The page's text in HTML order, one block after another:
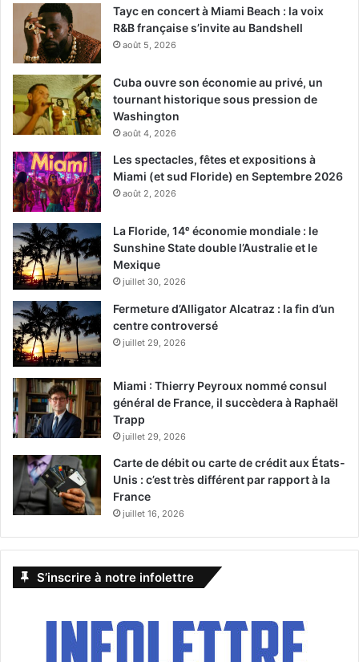
Un drame criminel suédois tendu qui dévoile les mystères
entourant un dôme réfléchissant et énigmatique.
Le 16 avril :
Project UFO (saison 1)
Un drame polonais explorant les conséquences
bouleversantes d’un atterrissage extraterrestre
extraordinaire en Warmie.
https://youtu.be/-2QvNWY7jTM?si=HtRzP2uzrb44T0Q3
Le 17 avril :
Ransom Canyon (saison 1)
Tayc en concert à Miami Beach : la voix
R&B française s’invite au Bandshell
août 5, 2026
Cuba ouvre son économie au privé, un
tournant historique sous pression de
Washington
août 4, 2026
Les spectacles, fêtes et expositions à
Miami (et sud Floride) en Septembre 2026
août 2, 2026
La Floride, 14ᵉ économie mondiale : le
Sunshine State double l’Australie et le
Mexique
juillet 30, 2026
Fermeture d’Alligator Alcatraz : la fin d’un
centre controversé
juillet 29, 2026
Miami : Thierry Peyroux nommé consul
général de France, il succèdera à Raphaël
Trapp
juillet 29, 2026
Carte de débit ou carte de crédit aux États-
Unis : c’est très différent par rapport à la
France
juillet 16, 2026
S’inscrire à notre infolettre